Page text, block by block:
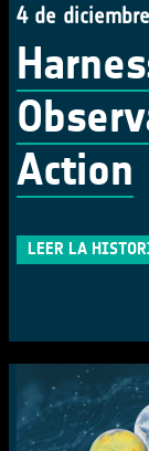
4 de
Action
LEER LA